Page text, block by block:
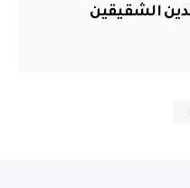
الشقيقين